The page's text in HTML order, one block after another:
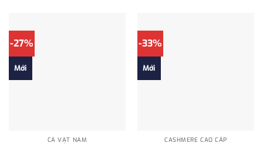
-27%
Mới
CÀ VẠT NAM
-33%
Mới
CASHMERE CAO CẤP